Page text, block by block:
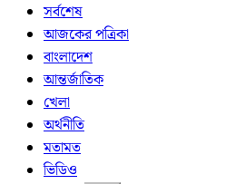
সর্বশেষ
আজকের পত্রিকা
বাংলাদেশ
আন্তর্জাতিক
খেলা
অর্থনীতি
মতামত
ভিডিও